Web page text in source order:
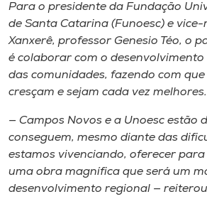
Para o presidente da Fundação
de Santa Catarina (Funoesc) e
Xanxerê, professor Genesio Téo, o
é colaborar com o
das comunidades, fazendo com que
cresçam e sejam cada vez melhores.
— Campos Novos e a Unoesc estão
conseguem, mesmo diante das
estamos vivenciando, oferecer
uma obra magnífica que será um
desenvolvimento regional —